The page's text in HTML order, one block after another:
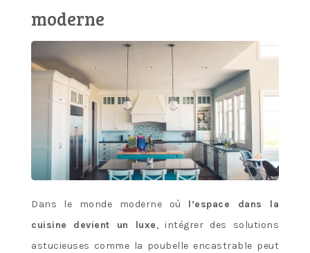
moderne
Dans le monde moderne où l’espace dans la
cuisine devient un luxe, intégrer des solutions
astucieuses comme la poubelle encastrable peut